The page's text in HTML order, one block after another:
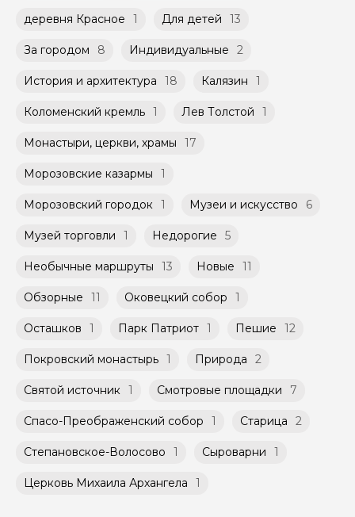
деревня Красное 1 Для детей 13
За городом 8 Индивидуальные 2
История и архитектура 18 Калязин 1
Коломенский кремль 1 Лев Толстой 1
Монастыри, церкви, храмы 17
Морозовские казармы 1
Морозовский городок 1 Музеи и искусство 6
Музей торговли 1 Недорогие 5
Необычные маршруты 13 Новые 11
Обзорные 11 Оковецкий собор 1
Осташков 1 Парк Патриот 1 Пешие 12
Покровский монастырь 1 Природа 2
Святой источник 1 Смотровые площадки 7
Спасо-Преображенский собор 1 Старица 2
Степановское-Волосово 1 Сыроварни 1
Церковь Михаила Архангела 1